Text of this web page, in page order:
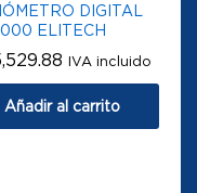
DIGITAL
ELITECH
IVA incluido
Añadir al carrito